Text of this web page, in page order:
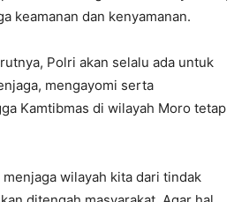
keamanan dan kenyamanan.
Polri akan selalu ada untuk
mengayomi serta
Kamtibmas di wilayah Moro tetap
menjaga wilayah kita dari tindak